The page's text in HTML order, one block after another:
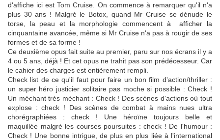
d'affiche ici est Tom Cruise. On commence à remarquer qu'il n'a
plus 30 ans ! Malgré le Botox, quand Mr Cruise se dénude le
torse, la peau et la morphologie commencent à afficher la
cinquantaine avancée, même si Mr Cruise n'a pas à rougir de ses
formes et de sa forme !
Ce deuxième opus fait suite au premier, paru sur nos écrans il y a
4 ou 5 ans, déjà ! Et cet opus ne trahit pas son prédécesseur. Car
le cahier des charges est entièrement rempli.
Check list de ce qu'il faut pour faire un bon film d'action/thriller :
un super héro justicier solitaire pas moche si possible : Check !
Un méchant très méchant : Check ! Des scènes d'actions où tout
explose : check ! Des scènes de combat à mains nues ultra
chorégraphiées : check ! Une héroïne toujours belle et
maquillée malgré les courses poursuites : check ! De l'humour :
Check ! Une bonne intrigue, de plus en plus liée à l'international